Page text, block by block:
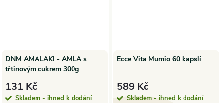
DNM AMALAKI - AMLA s
třtinovým cukrem 300g
131 Kč
Skladem - ihned k dodání
Ecce Vita Mumio 60 kapslí
589 Kč
Skladem - ihned k dodání